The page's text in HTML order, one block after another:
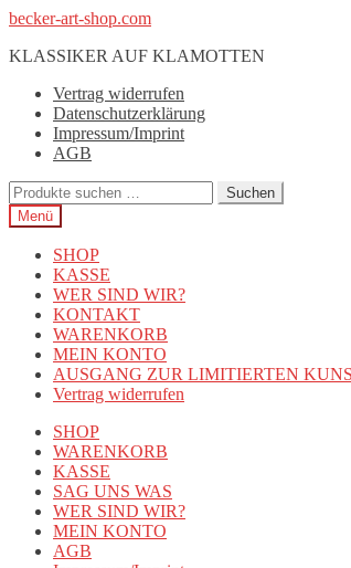
Zur
springen
Zum
springen
becker-art-shop.com
KLASSIKER AUF KLAMOTTEN
Vertrag widerrufen
Datenschutzerklärung
Impressum/Imprint
AGB
Suchen
nach:
Suchen
Menü
SHOP
KASSE
WER SIND WIR?
KONTAKT
WARENKORB
MEIN KONTO
AUSGANG ZUR LIMITIERTEN
Vertrag widerrufen
SHOP
WARENKORB
KASSE
SAG UNS WAS
WER SIND WIR?
MEIN KONTO
AGB